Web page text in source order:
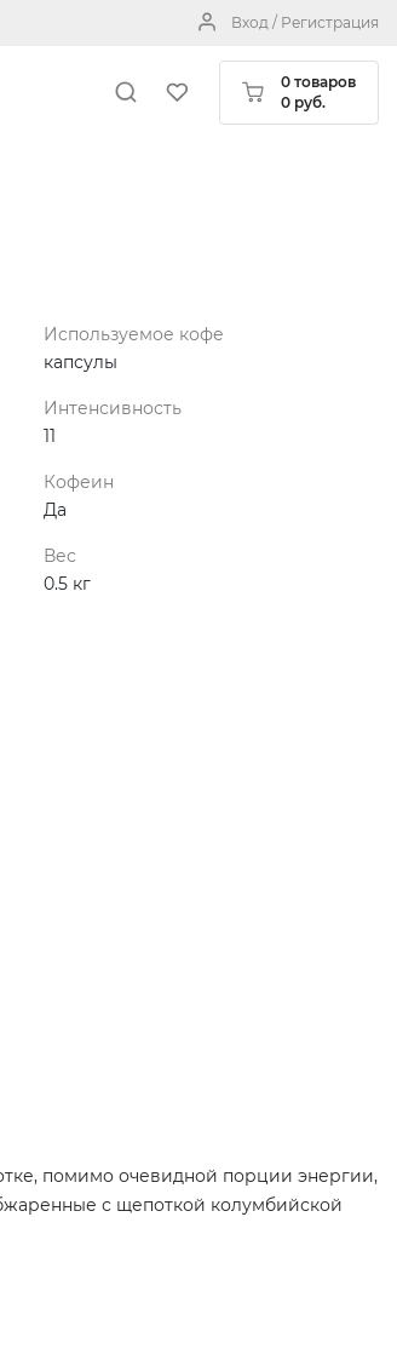
Вход / Регистрация
0 товаров
0 руб.
Используемое кофе
капсулы
Интенсивность
11
Кофеин
Да
Вес
0.5 кг
помимо очевидной порции энергии,
с щепоткой колумбийской